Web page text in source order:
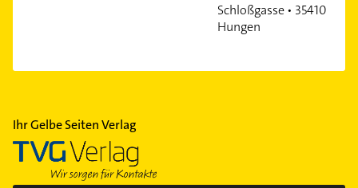
Schloßgasse • 35410
Hungen
Ihr Gelbe Seiten Verlag